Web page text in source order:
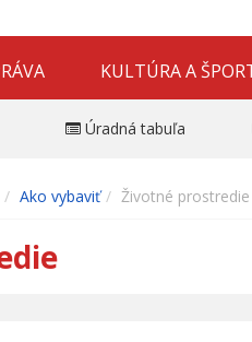
KULTÚRA A
Úradná tabuľa
Ako vybaviť Životné prostredie